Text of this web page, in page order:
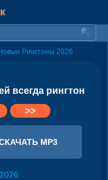
Рингтоны 2026
всегда рингтон
>>
MP3